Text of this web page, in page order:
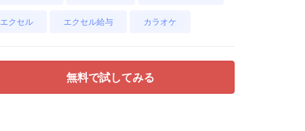
エクセル エクセル給与 カラオケ
無料で試してみる